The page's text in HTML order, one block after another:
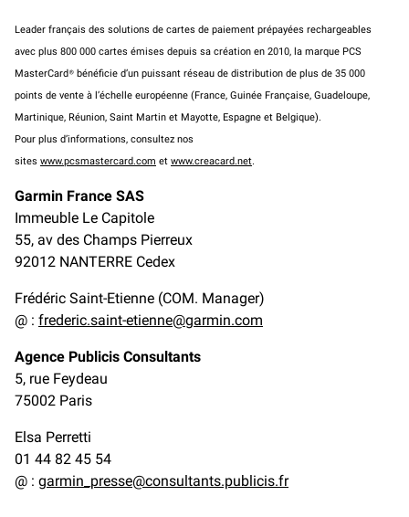
Leader français des solutions de cartes de paiement prépayées rechargeables
avec plus 800 000 cartes émises depuis sa création en 2010, la marque PCS
MasterCard® bénéficie d’un puissant réseau de distribution de plus de 35 000
points de vente à l’échelle européenne (France, Guinée Française, Guadeloupe,
Martinique, Réunion, Saint Martin et Mayotte, Espagne et Belgique).
Pour plus d’informations, consultez nos
sites www.pcsmastercard.com et www.creacard.net.
Garmin France SAS
Immeuble Le Capitole
55, av des Champs Pierreux
92012 NANTERRE Cedex
Frédéric Saint-Etienne (COM. Manager)
@ : frederic.saint-etienne@garmin.com
Agence Publicis Consultants
5, rue Feydeau
75002 Paris
Elsa Perretti
01 44 82 45 54
@ : garmin_presse@consultants.publicis.fr